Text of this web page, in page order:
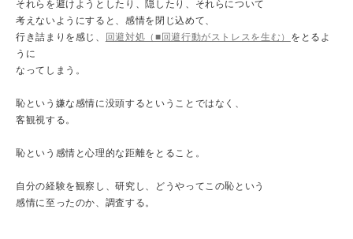
それらを避けようとしたり、隠したり、それらについて
考えないようにすると、感情を閉じ込めて、
行き詰まりを感じ、 回避対処（■回避行動がストレスを生む） をとるよ
うに
なってしまう。
恥という嫌な感情に没頭するということではなく、
客観視する。
恥という感情と心理的な距離をとること。
自分の経験を観察し、研究し、どうやってこの恥という
感情に至ったのか、調査する。